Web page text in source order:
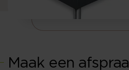
Maak een